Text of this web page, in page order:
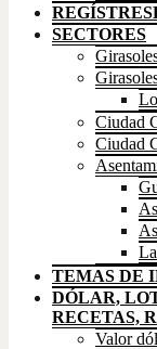
SECTORES
Ciudad
Ciudad
TEMAS DE
DÓLAR,
RECETAS,
Valor